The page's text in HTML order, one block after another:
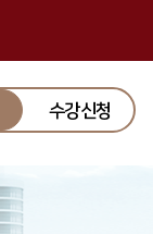
수강신청